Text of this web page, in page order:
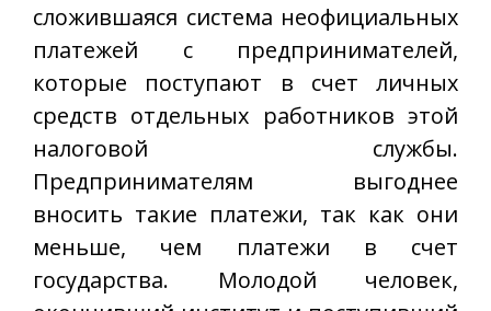
сложившаяся система неофициальных
платежей с предпринимателей,
которые поступают в счет личных
средств отдельных работников этой
налоговой службы.
Предпринимателям выгоднее
вносить такие платежи, так как они
меньше, чем платежи в счет
государства. Молодой человек,